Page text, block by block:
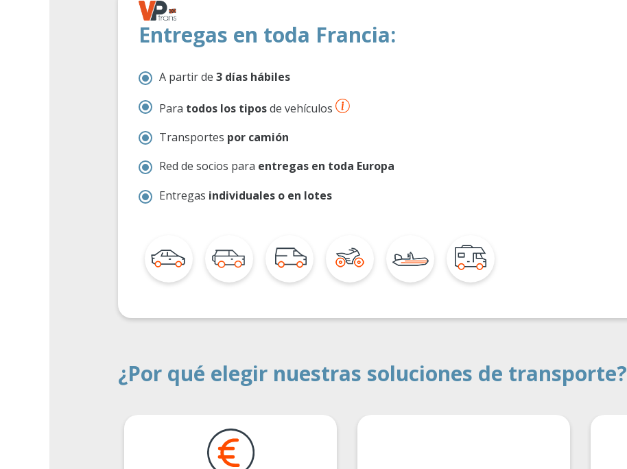
Entregas en toda Francia:
A partir de 3 días hábiles
Para todos los tiposde vehículos
Transportes por camión
Red de socios para entregas en toda Europa
Entregas individuales o en lotes
¿Por qué elegir nuestras soluciones de transporte?